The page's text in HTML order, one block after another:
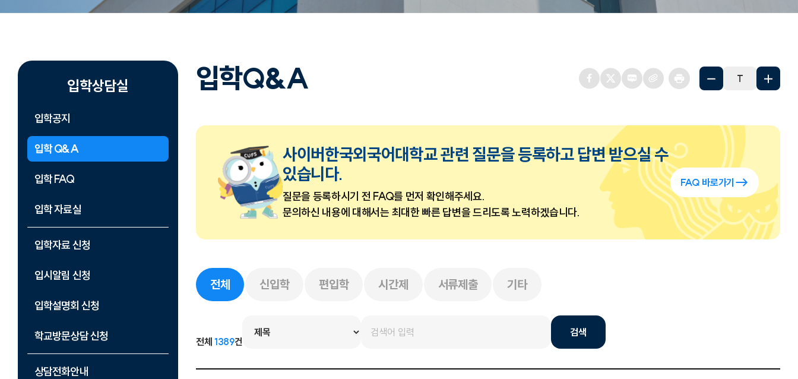
입학상담실
입학공지
입학 Q&A
입학 FAQ
입학 자료실
입학자료 신청
입시알림 신청
입학설명회 신청
학교방문상담 신청
상담전화안내
입학Q&A T
사이버한국외국어대학교 관련 질문을 등록하고 답변 받으실 수
있습니다.
질문을 등록하시기 전 FAQ를 먼저 확인해주세요.
문의하신 내용에 대해서는 최대한 빠른 답변을 드리도록 노력하겠습니다.
FAQ 바로가기
전체 신입학 편입학 시간제 서류제출 기타
전체1389건
검색